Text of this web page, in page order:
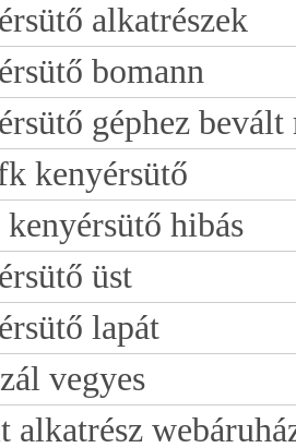
alkatrészek
bomann
géphez bevált
kenyérsütő
hibás
üst
lapát
vegyes
alkatrész